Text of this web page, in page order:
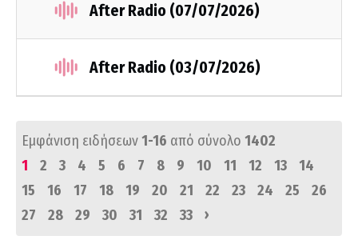
After Radio (07/07/2026)
After Radio (03/07/2026)
Εμφάνιση ειδήσεων1-16 από σύνολο 1402
1
2 3 4 5 6 7 8 9 10 11 12 13
14
15
16 17 18 19 20 21 22 23 24 25
26
27
28 29 30 31 32 33 ›